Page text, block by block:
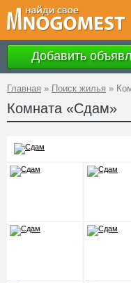
Добавить
Главная » Поиск жилья »
Комната «Cдам»